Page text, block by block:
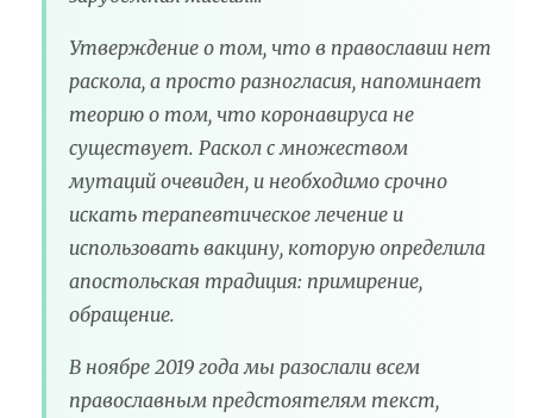
Утверждение о том, что в православии нет
раскола, а просто разногласия, напоминает
теорию о том, что коронавируса не
существует. Раскол с множеством
мутаций очевиден, и необходимо срочно
искать терапевтическое лечение и
использовать вакцину, которую определила
апостольская традиция: примирение,
обращение.
В ноябре 2019 года мы разослали всем
православным предстоятелям текст,